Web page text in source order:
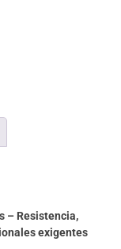
– Resistencia,
exigentes